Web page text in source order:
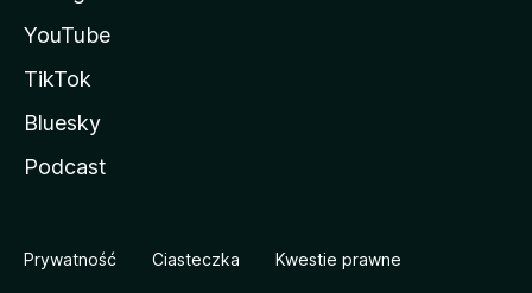
YouTube
TikTok
Bluesky
Podcast
Prywatność Ciasteczka Kwestie prawne